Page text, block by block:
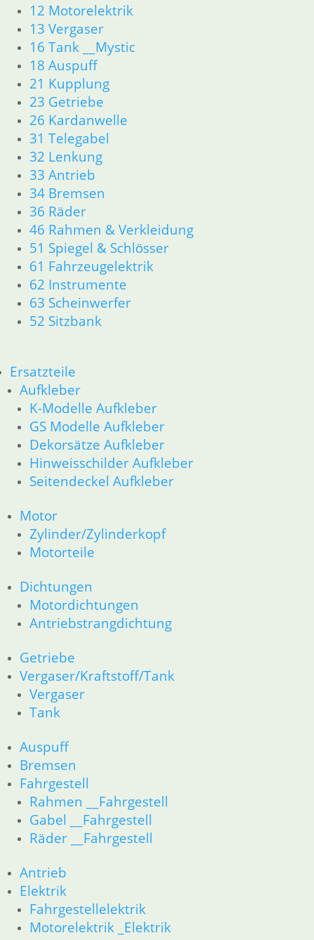
12 Motorelektrik
13 Vergaser
16 Tank __Mystic
18 Auspuff
21 Kupplung
23 Getriebe
26 Kardanwelle
31 Telegabel
32 Lenkung
33 Antrieb
34 Bremsen
36 Räder
46 Rahmen & Verkleidung
51 Spiegel & Schlösser
61 Fahrzeugelektrik
62 Instrumente
63 Scheinwerfer
52 Sitzbank
Ersatzteile
Aufkleber
K-Modelle Aufkleber
GS Modelle Aufkleber
Dekorsätze Aufkleber
Hinweisschilder Aufkleber
Seitendeckel Aufkleber
Motor
Zylinder/Zylinderkopf
Motorteile
Dichtungen
Motordichtungen
Antriebstrangdichtung
Getriebe
Vergaser/Kraftstoff/Tank
Vergaser
Tank
Auspuff
Bremsen
Fahrgestell
Rahmen __Fahrgestell
Gabel __Fahrgestell
Räder __Fahrgestell
Antrieb
Elektrik
Fahrgestellelektrik
Motorelektrik _Elektrik
Seitendeckel Aufkleber
Motor
Zylinder/Zylinderkopf
Motorteile
Dichtungen
Motordichtungen
Antriebstrangdichtung
Getriebe
Vergaser/Kraftstoff/Tank
Vergaser
Tank
Auspuff
Bremsen
Fahrgestell
Rahmen __Fahrgestell
Gabel __Fahrgestell
Räder __Fahrgestell
Antrieb
Elektrik
Fahrgestellelektrik
Scheinwerfer & Instrument
Zubehör
Zubehör und Wartung
Products
search
Alle Preise inkl. der gesetzl. MwSt. und zzgl. Versand_
Service
Warenkorb
Mein Konto
Links
Newsletter Anmeldung
Newsletter Abmeldung
Information
Impressum
AGB
Datenschutzerklärung
Zahlung und Lieferung
Widerrufsbelehrung
Vertrag widerrufen
Teilesuche und Referenzummern
Besuchen Sie realoem.com mit Explosionszeichnungen für Ihre
Ersatzteilsuche.